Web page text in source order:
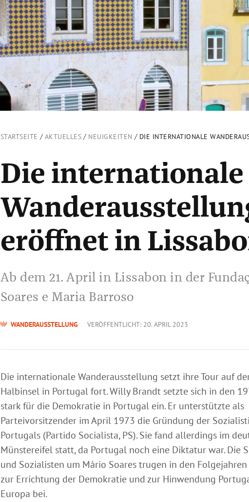
STARTSEITE / AKTUELLES / NEUIGKEITEN / DIE INTERNATIONALE
Die internationale
eröffnet in
Ab dem 21. April in Lissabon in der
Soares e Maria Barroso
WANDERAUSSTELLUNG VERÖFFENTLICHT: 20. APRIL 2023
Die internationale Wanderausstellung setzt ihre Tour auf
Halbinsel in Portugal fort. Willy Brandt setzte sich in den
stark für die Demokratie in Portugal ein. Er unterstützte als
Parteivorsitzender im April 1973 die Gründung der
Portugals (Partido Socialista,PS). Sie fand allerdings im
Münstereifel statt, da Portugal noch eine Diktatur war. Die
und Sozialisten um Mário Soares trugen in den
zur Errichtung der Demokratie und zur Hinwendung
Europa bei.